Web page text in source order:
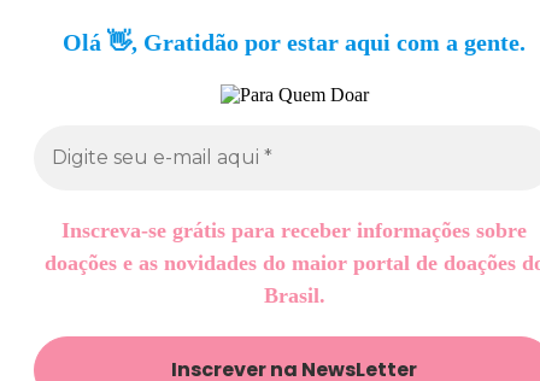
Olá 👋, Gratidão por estar aqui com a gente.
Inscreva-se grátis para receber informações sobre
doações e as novidades do maior portal de doações
Brasil.